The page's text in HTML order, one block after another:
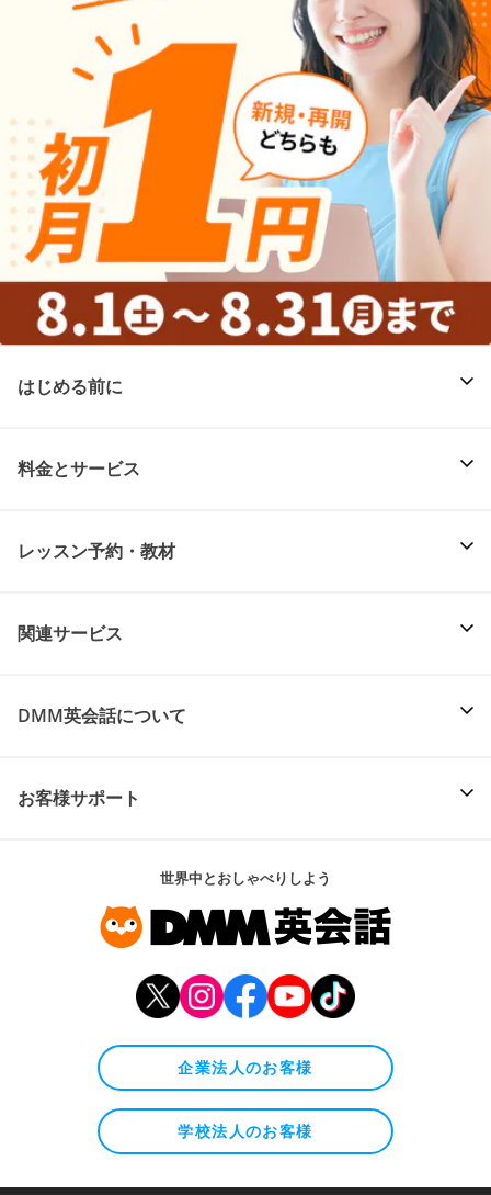
はじめる前に
料金とサービス
レッスン予約・教材
関連サービス
DMM英会話について
お客様サポート
世界中とおしゃべりしよう
企業法人のお客様
学校法人のお客様